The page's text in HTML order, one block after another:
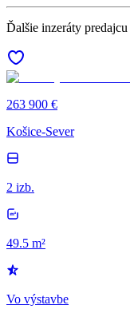
Ďalšie inzeráty predajcu
263 900 €
Košice-Sever
2 izb.
49.5 m²
Vo výstavbe